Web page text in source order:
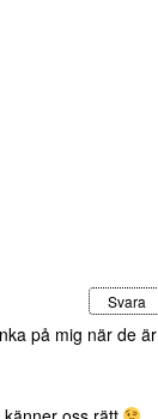
Svara
på mig när de är